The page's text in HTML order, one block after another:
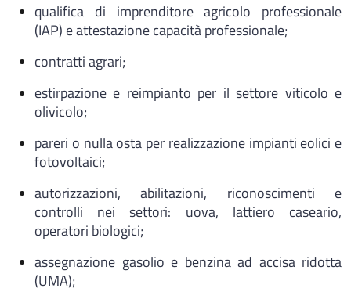
qualifica di imprenditore agricolo professionale
(IAP) e attestazione capacità professionale;
contratti agrari;
estirpazione e reimpianto per il settore viticolo e
olivicolo;
pareri o nulla osta per realizzazione impianti eolici e
fotovoltaici;
autorizzazioni, abilitazioni, riconoscimenti e
controlli nei settori: uova, lattiero caseario,
operatori biologici;
assegnazione gasolio e benzina ad accisa ridotta
(UMA);